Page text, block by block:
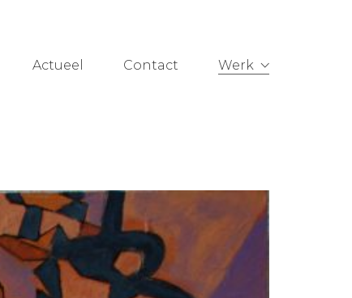
Actueel Contact Werk